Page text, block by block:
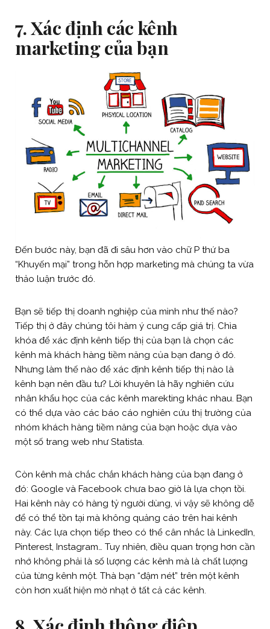
7. Xác định các kênh
marketing của bạn
Đến bước này, bạn đã đi sâu hơn vào chữ P thứ ba
“Khuyến mại” trong hỗn hợp marketing mà chúng ta vừa
thảo luận trước đó.
Bạn sẽ tiếp thị doanh nghiệp của mình như thế nào?
Tiếp thị ở đây chúng tôi hàm ý cung cấp giá trị. Chìa
khóa để xác định kênh tiếp thị của bạn là chọn các
kênh mà khách hàng tiềm năng của bạn đang ở đó.
Nhưng làm thế nào để xác định kênh tiếp thị nào là
kênh bạn nên đầu tư? Lời khuyên là hãy nghiên cứu
nhân khẩu học của các kênh marekting khác nhau. Bạn
có thể dựa vào các báo cáo nghiên cứu thị trường của
nhóm khách hàng tiềm năng của bạn hoặc dựa vào
một số trang web như Statista.
Còn kênh mà chắc chắn khách hàng của bạn đang ở
đó: Google và Facebook chưa bao giờ là lựa chọn tồi.
Hai kênh này có hàng tỷ người dùng, vì vậy sẽ không dễ
để có thể tồn tại mà không quảng cáo trên hai kênh
này. Các lựa chọn tiếp theo có thể cân nhắc là LinkedIn,
Pinterest, Instagram… Tuy nhiên, điều quan trọng hơn cần
nhớ không phải là số lượng các kênh mà là chất lượng
của từng kênh một. Thà bạn “đậm nét” trên một kênh
còn hơn xuất hiện mờ nhạt ở tất cả các kênh.